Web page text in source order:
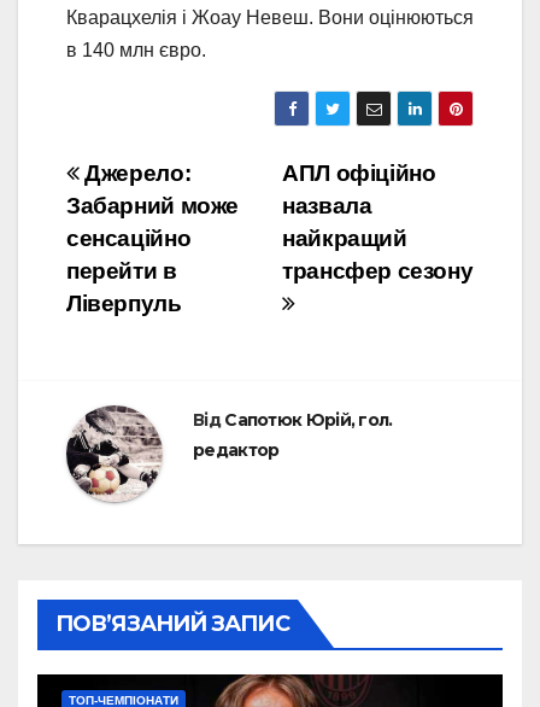
Кварацхелія і Жоау Невеш. Вони оцінюються
в 140 млн євро.
Навігація
записів
АПЛ офіційно
назвала
найкращий
трансфер сезону
Джерело:
Забарний може
сенсаційно
перейти в
Ліверпуль
ВідСапотюк Юрій, гол.
редактор
ПОВ’ЯЗАНИЙ ЗАПИС
ТОП-ЧЕМПІОНАТИ